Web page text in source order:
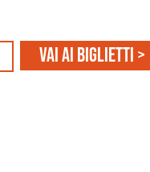
Vai ai biglietti >